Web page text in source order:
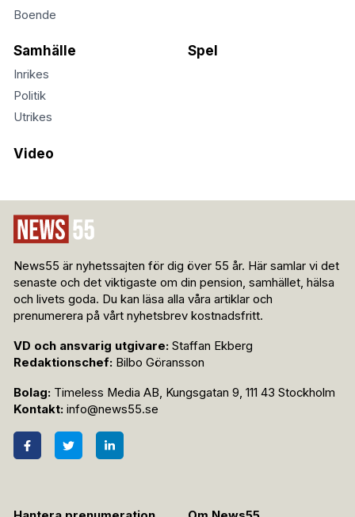
Boende
Samhälle
Inrikes
Politik
Utrikes
Spel
Video
News55 är nyhetssajten för dig över 55 år. Här samlar vi det
senaste och det viktigaste om din pension, samhället, hälsa
och livets goda. Du kan läsa alla våra artiklar och
prenumerera på vårt nyhetsbrev kostnadsfritt.
VD och ansvarig utgivare: Staffan Ekberg
Redaktionschef: Bilbo Göransson
Bolag: Timeless Media AB, Kungsgatan 9, 111 43 Stockholm
Kontakt: info@news55.se